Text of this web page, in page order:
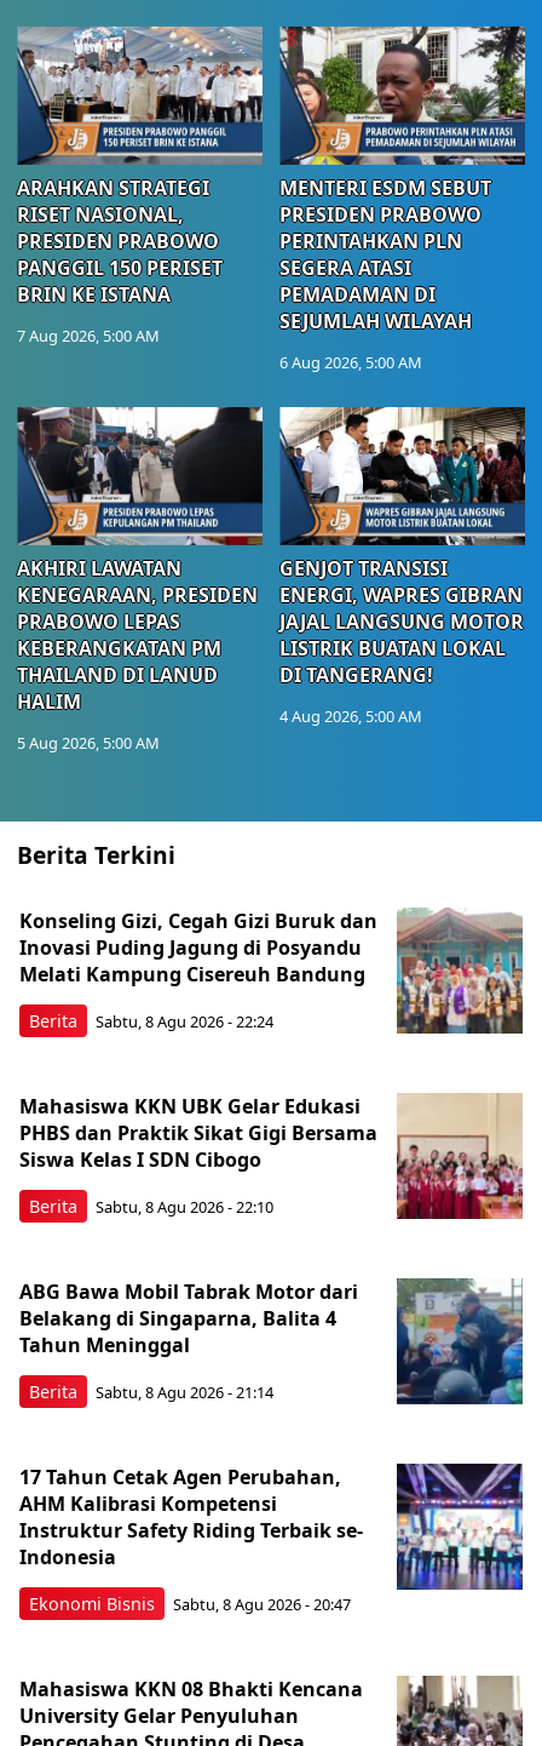
ARAHKAN STRATEGI
RISET NASIONAL,
PRESIDEN PRABOWO
PANGGIL 150 PERISET
BRIN KE ISTANA
7 Aug 2026, 5:00 AM
MENTERI ESDM SEBUT
PRESIDEN PRABOWO
PERINTAHKAN PLN
SEGERA ATASI
PEMADAMAN DI
SEJUMLAH WILAYAH
6 Aug 2026, 5:00 AM
AKHIRI LAWATAN
KENEGARAAN, PRESIDEN
PRABOWO LEPAS
KEBERANGKATAN PM
THAILAND DI LANUD
HALIM
5 Aug 2026, 5:00 AM
GENJOT TRANSISI
ENERGI, WAPRES GIBRAN
JAJAL LANGSUNG MOTOR
LISTRIK BUATAN LOKAL
DI TANGERANG!
4 Aug 2026, 5:00 AM
Berita Terkini
Berita
Konseling Gizi, Cegah Gizi Buruk dan
Inovasi Puding Jagung di Posyandu
Melati Kampung Cisereuh Bandung
Sabtu, 8 Agu 2026 - 22:24
Berita
Mahasiswa KKN UBK Gelar Edukasi
PHBS dan Praktik Sikat Gigi Bersama
Siswa Kelas I SDN Cibogo
Sabtu, 8 Agu 2026 - 22:10
Berita
ABG Bawa Mobil Tabrak Motor dari
Belakang di Singaparna, Balita 4
Tahun Meninggal
Sabtu, 8 Agu 2026 - 21:14
Ekonomi Bisnis
17 Tahun Cetak Agen Perubahan,
AHM Kalibrasi Kompetensi
Instruktur Safety Riding Terbaik se-
Indonesia
Sabtu, 8 Agu 2026 - 20:47
Mahasiswa KKN 08 Bhakti Kencana
University Gelar Penyuluhan